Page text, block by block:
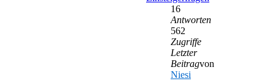
16
Antworten
562
Zugriffe
Letzter
Beitragvon
Niesi